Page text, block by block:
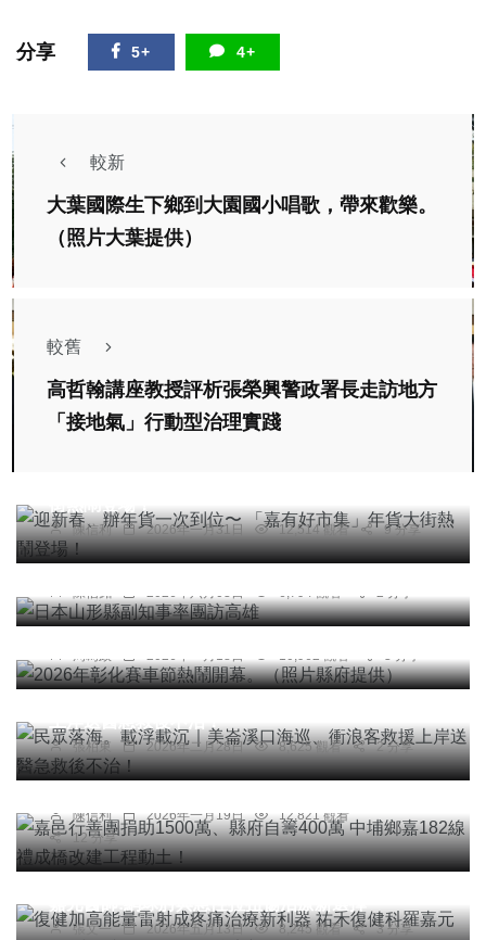
分享 5+ 4+
較新
大葉國際生下鄉到大園國小唱歌，帶來歡樂。
（照片大葉提供）
較舊
高哲翰講座教授評析張榮興警政署長走訪地方
「接地氣」行動型治理實踐
陳信利 2026年一月31日 12,514 觀看 9 分享
綜合新聞
日本山形縣副知事率團訪高雄
陳信銘 2026年六月03日 6,794 觀看 2 分享
社會 綜合新聞 健康 旅遊 文教
2026年彰化賽車節熱鬧開幕。（照片縣府提供）
周為政 2026年一月18日 10,962 觀看 3 分享
社會
民眾落海。載浮載沉｜美崙溪口海巡、衝浪客救援
張柏東 2026年二月28日 8,625 觀看 2 分享
綜合新聞
嘉邑行善團捐助1500萬、縣府自籌400萬 中埔鄉嘉
陳信利 2026年一月19日
12,821 觀看
12 分享
綜合新聞 健康
復健加高能量雷射成疼痛治療新利器 祐禾復健科羅
張文一 2026年五月13日 8,245 觀看 3 分享